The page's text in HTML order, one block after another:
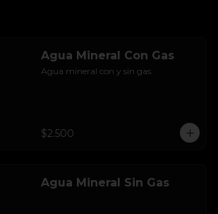
Agua Mineral Con Gas
Agua mineral con y sin gas.
$2.500
Agua Mineral Sin Gas